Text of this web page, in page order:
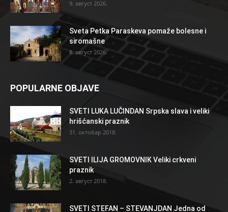
9. август 2026.
Sveta Petka Paraskeva pomaže bolesne i
siromašne
8. август 2026.
POPULARNE OBJAVE
SVETI LUKA LUČINDAN Srpska slava i veliki
hrišćanski praznik
31. октобар 2018.
SVETI ILIJA GROMOVNIK Veliki crkveni
praznik
2. август 2018.
SVETI STEFAN – STEVANJDAN Jedna od